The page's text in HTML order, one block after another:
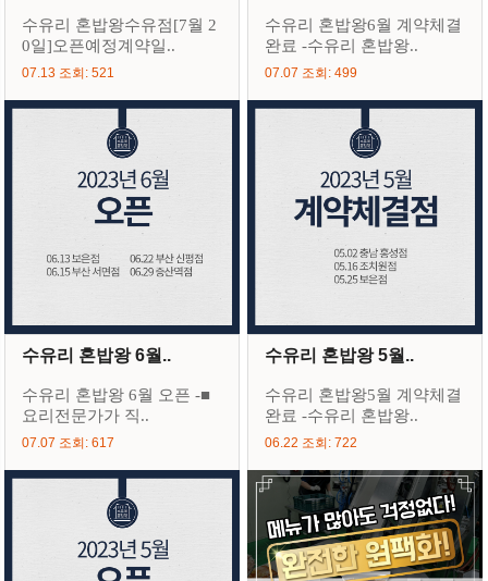
수유리 혼밥왕수유점[7월 2
0일]오픈예정계약일..
07.13 조회: 521
수유리 혼밥왕6월 계약체결
완료 -수유리 혼밥왕..
07.07 조회: 499
수유리 혼밥왕 6월..
수유리 혼밥왕 6월 오픈 -■
요리전문가가 직..
07.07 조회: 617
수유리 혼밥왕 5월..
수유리 혼밥왕5월 계약체결
완료 -수유리 혼밥왕..
06.22 조회: 722